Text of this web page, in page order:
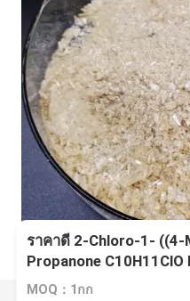
ราคาดี 2-Chloro-1- ((4-
Propanone
methylpropiophenone
MOQ：1กก